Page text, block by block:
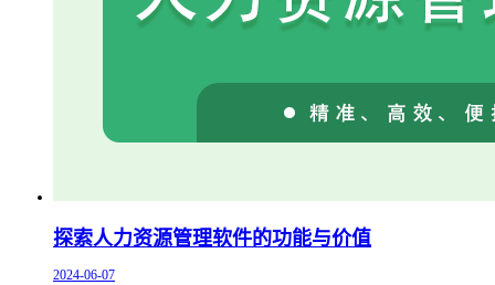
探索人力资源管理软件的功能与价值
2024-06-07